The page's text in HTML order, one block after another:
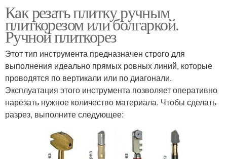
Как резать плитку ручным
плиткорезом или болгаркой.
Ручной плиткорез
Этот тип инструмента предназначен строго для
выполнения идеально прямых ровных линий, которые
проводятся по вертикали или по диагонали.
Эксплуатация этого инструмента позволяет оперативно
нарезать нужное количество материала. Чтобы сделать
разрез, выполните следующее: